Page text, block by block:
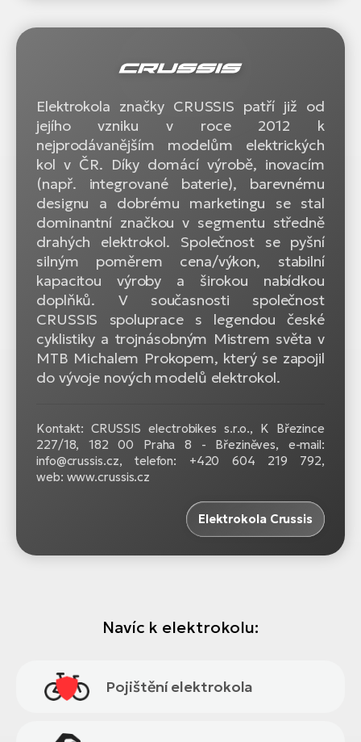
Elektrokola značky CRUSSIS patří již od
jejího vzniku v roce 2012 k
nejprodávanějším modelům elektrických
kol v ČR. Díky domácí výrobě, inovacím
(např. integrované baterie), barevnému
designu a dobrému marketingu se stal
dominantní značkou v segmentu středně
drahých elektrokol. Společnost se pyšní
silným poměrem cena/výkon, stabilní
kapacitou výroby a širokou nabídkou
doplňků. V současnosti společnost
CRUSSIS spoluprace s legendou české
cyklistiky a trojnásobným Mistrem světa v
MTB Michalem Prokopem, který se zapojil
do vývoje nových modelů elektrokol.
Kontakt: CRUSSIS electrobikes s.r.o., K Březince
227/18, 182 00 Praha 8 - Březiněves, e-mail:
info@crussis.cz, telefon: +420 604 219 792,
web: www.crussis.cz
Elektrokola Crussis
Navíc k elektrokolu:
Pojištění elektrokola